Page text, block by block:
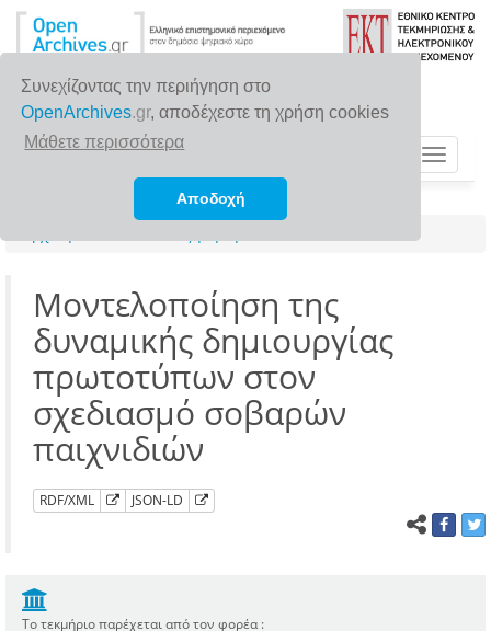
Συνεχίζοντας την περιήγηση στο
OpenArchives.gr, αποδέχεστε τη χρήση cookies
Μάθετε περισσότερα
Αποδοχή
Toggle
Μοντελοποίηση της
δυναμικής δημιουργίας
πρωτοτύπων στον
σχεδιασμό σοβαρών
παιχνιδιών
RDF/XML JSON-LD
Το τεκμήριο παρέχεται από τον φορέα :